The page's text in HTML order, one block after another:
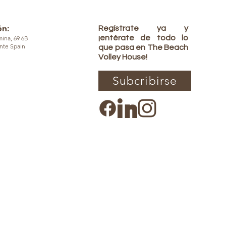
69 6B
Spain
Regístrate ya y
¡entérate de todo lo
que pasa en The Beach
Volley House!
Subcribirse